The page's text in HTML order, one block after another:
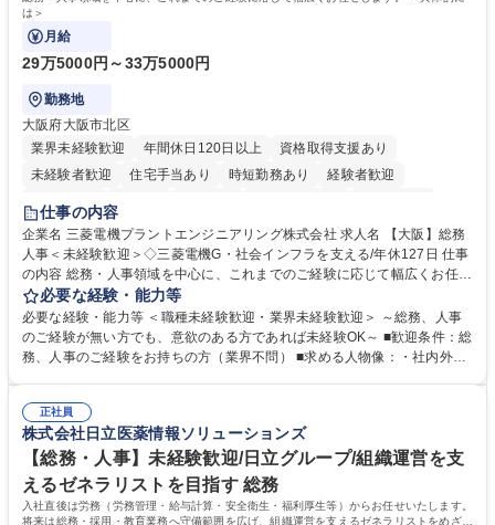
は＞
月給
29万5000円～33万5000円
勤務地
大阪府大阪市北区
業界未経験歓迎
年間休日120日以上
資格取得支援あり
未経験者歓迎
住宅手当あり 時短勤務あり
経験者歓迎
退職金あり
駅近5分以内
土日祝休み 服装自由 寮・社宅あり 食事補助あり
仕事の内容
企業名 三菱電機プラントエンジニアリング株式会社 求人名 【大阪】総務
人事＜未経験歓迎＞◇三菱電機G・社会インフラを支える/年休127日 仕事
の内容 総務・人事領域を中心に、これまでのご経験に応じて幅広くお任せ
します。 ＜具体的には＞ ・総務/人事労務（給与・社保・勤怠管理など）
・採用・教育研修 ・福利厚生運用 など ※基本的には事務所勤務ですが、
採用や教育等の業務内容により、関西圏以外への日帰り・宿泊を伴う国内
出張もございます。 ※担当業務を持ちつつ、お互いに助け合いながら、総
必要な経験・能力等
必要な経験・能力等 ＜職種未経験歓迎・業界未経験歓迎＞ ～総務、人事
のご経験が無い方でも、意欲のある方であれば未経験OK～ ■歓迎条件：総
務、人事のご経験をお持ちの方（業界不問） ■求める人物像：・社内外の
正社員
株式会社日立医薬情報ソリューションズ
【総務・人事】未経験歓迎/日立グループ/組織運営を支
えるゼネラリストを目指す 総務
入社直後は労務（労務管理・給与計算・安全衛生・福利厚生等）からお任せいたします。
将来は総務・採用・教育業務へ守備範囲を広げ、組織運営を支えるゼネラリストをめざせ